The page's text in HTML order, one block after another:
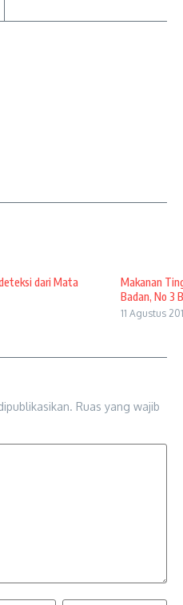
dari Mata
Makanan
Badan, No 3
11 Agustus
Ruas yang wajib